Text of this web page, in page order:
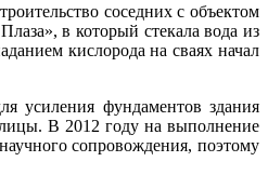
соседних с объектом
в который стекала вода из
кислорода на сваях начал
усиления фундаментов здания
В 2012 году на выполнение
сопровождения, поэтому